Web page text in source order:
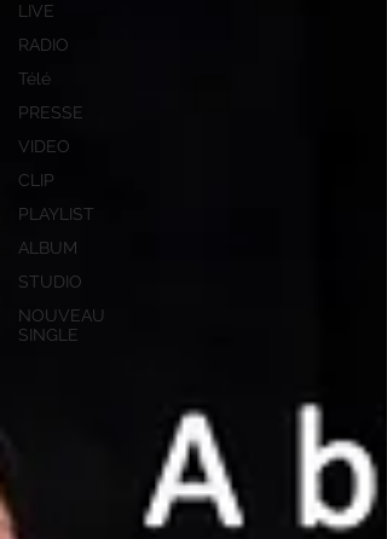
LIVE
RADIO
Télé
PRESSE
VIDEO
CLIP
PLAYLIST
ALBUM
STUDIO
NOUVEAU
SINGLE